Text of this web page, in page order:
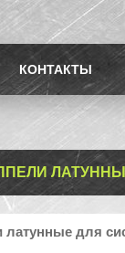
КОНТАКТЫ
латунные для